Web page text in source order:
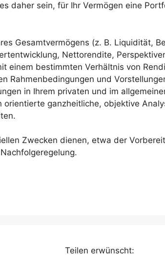
daher sein, für Ihr Vermögen eine
Gesamtvermögens (z. B. Liquidität,
Nettorendite,
einem bestimmten Verhältnis von
Rahmenbedingungen und
in Ihrem privaten und im
ganzheitliche, objektive
Zwecken dienen, etwa der
Teilen erwünscht: